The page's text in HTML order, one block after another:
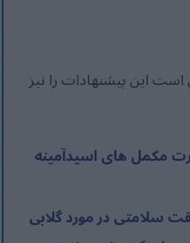
این پیشنهادات را نیز
مکمل های اسيدآمينه
سلامتی در مورد گلابی